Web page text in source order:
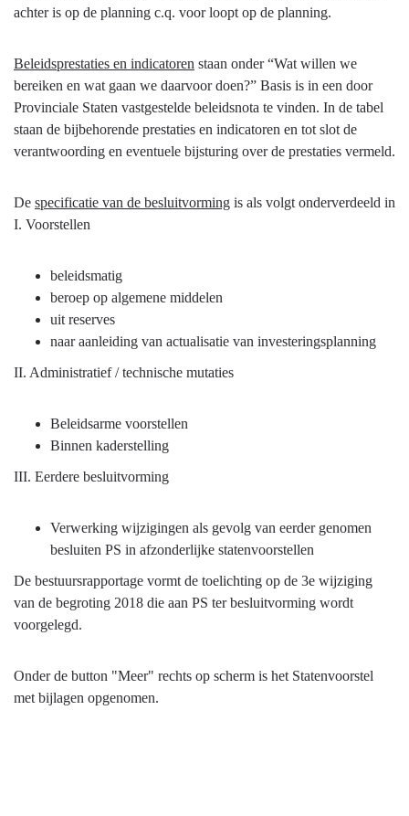
achter is op de planning c.q. voor loopt op de planning.
Beleidsprestaties en indicatoren staan onder “Wat willen we
bereiken en wat gaan we daarvoor doen?” Basis is in een door
Provinciale Staten vastgestelde beleidsnota te vinden. In de tabel
staan de bijbehorende prestaties en indicatoren en tot slot de
verantwoording en eventuele bijsturing over de prestaties vermeld.
De specificatie van de besluitvorming is als volgt onderverdeeld in
I. Voorstellen
beleidsmatig
beroep op algemene middelen
uit reserves
naar aanleiding van actualisatie van investeringsplanning
II. Administratief / technische mutaties
Beleidsarme voorstellen
Binnen kaderstelling
III. Eerdere besluitvorming
Verwerking wijzigingen als gevolg van eerder genomen
besluiten PS in afzonderlijke statenvoorstellen
De bestuursrapportage vormt de toelichting op de 3e wijziging
van de begroting 2018 die aan PS ter besluitvorming wordt
voorgelegd.
Onder de button "Meer" rechts op scherm is het Statenvoorstel
met bijlagen opgenomen.